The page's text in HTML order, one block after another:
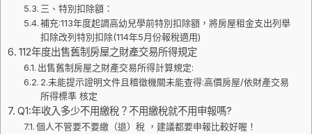
三、特別扣除額：
補充:113年度起調高幼兒學前特別扣除額，將房屋租金支出列舉
扣除改列特別扣除(114年5月份報稅適用)
112年度出售舊制房屋之財產交易所得規定
出售舊制房屋之財產交易所得計算規定:
2.未能提示證明文件且稽徵機關未能查得:高價房屋/依財產交易
所得標準 核定
Q1:年收入多少不用繳稅？不用繳稅就不用申報嗎?
個人不管要不要繳（退）稅 ，建議都要申報比較好喔！